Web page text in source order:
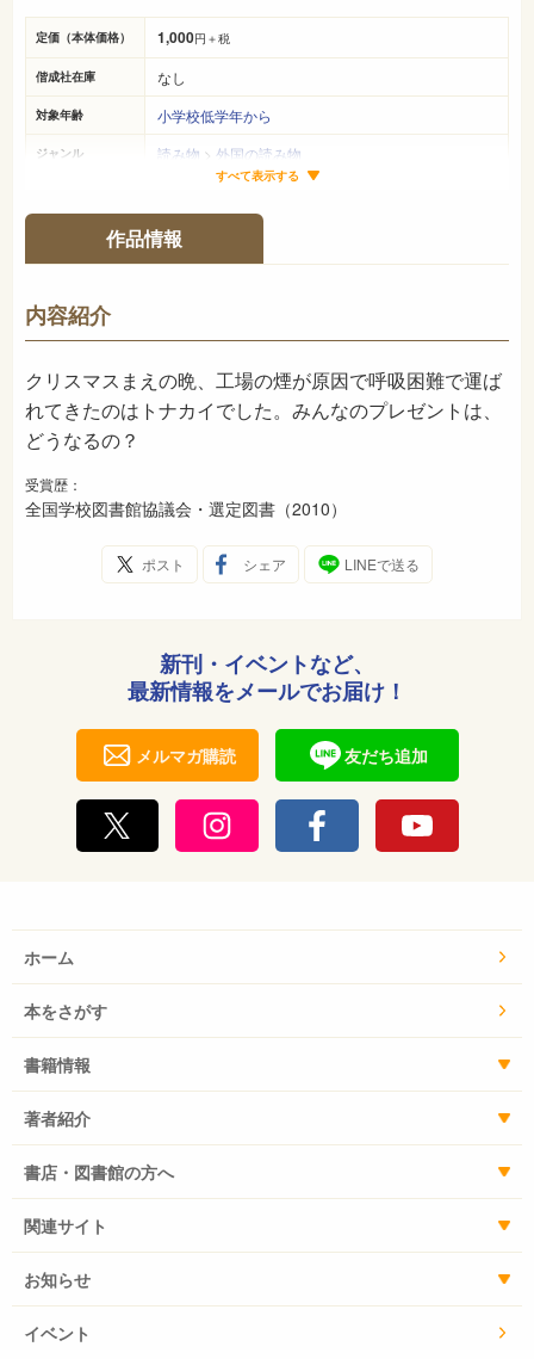
定価（本体価格） 1,000円＋税
偕成社在庫 なし
対象年齢 小学校低学年から
ジャンル 読み物 > 外国の読み物
79ページ
ISBN 978-4-03-431580-4
NDC
発売日 2009年10月
すべて表示する
作品情報
内容紹介
クリスマスまえの晩、工場の煙が原因で呼吸困難で運ば
れてきたのはトナカイでした。みんなのプレゼントは、
どうなるの？
受賞歴：
全国学校図書館協議会・選定図書（2010）
ポスト シェア LINEで送る
新刊・イベントなど、
最新情報をメールでお届け！
メルマガ購読 友だち追加
ホーム
本をさがす
書籍情報
著者紹介
書店・図書館の方へ
関連サイト
お知らせ
イベント